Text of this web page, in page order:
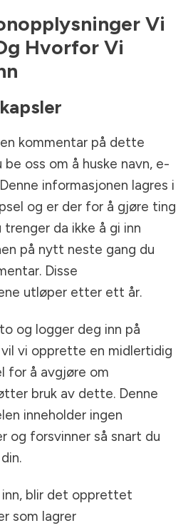
Vi
Hvorfor Vi
kommentar på dette
oss om å huske navn, e-
informasjonen lagres i
og er der for å gjøre ting
da ikke å gi inn
på nytt neste gang du
Disse
utløper etter ett år.
og logger deg inn på
vi opprette en midlertidig
for å avgjøre om
bruk av dette. Denne
inneholder ingen
og forsvinner så snart du
blir det opprettet
som lagrer